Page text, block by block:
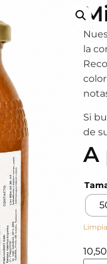
la
Si
de
A
10,50